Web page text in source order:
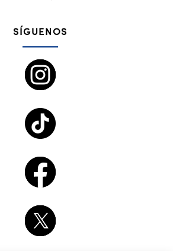
SÍGUENOS